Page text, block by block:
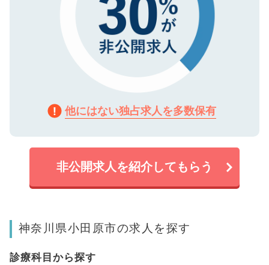
他にはない独占求人を多数保有
非公開求人を紹介してもらう
神奈川県小田原市の求人を探す
診療科目から探す